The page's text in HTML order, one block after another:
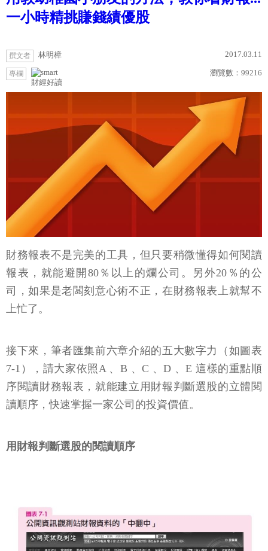
一小時精挑賺錢績優股
撰文者 林明樟 2017.03.11
專欄
財經好讀
瀏覽數： 99216
財務報表不是完美的工具，但只要稍微懂得如何閱讀
報表，就能避開80％以上的爛公司。另外20％的公
司，如果是老闆刻意心術不正，在財務報表上就幫不
上忙了。
接下來，筆者匯集前六章介紹的五大數字力（如圖表
7-1），請大家依照A 、B 、C 、D 、E 這樣的重點順
序閱讀財務報表，就能建立用財報判斷選股的立體閱
讀順序，快速掌握一家公司的投資價值。
用財報判斷選股的閱讀順序